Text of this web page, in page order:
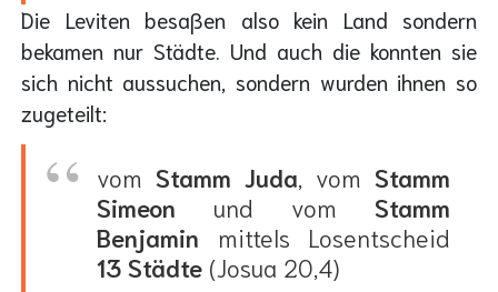
Die Leviten besaßen also kein Land sondern
bekamen nur Städte. Und auch die konnten sie
sich nicht aussuchen, sondern wurden ihnen so
zugeteilt:
vom Stamm Juda , vom Stamm
Simeon und vom Stamm
Benjamin mittels Losentscheid
13 Städte (Josua 20,4)